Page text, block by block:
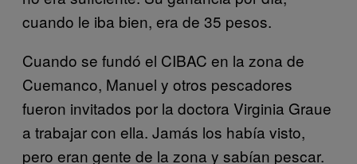
cuando le iba bien, era de 35 pesos.
Cuando se fundó el CIBAC en la zona de
Cuemanco, Manuel y otros pescadores
fueron invitados por la doctora Virginia Graue
a trabajar con ella. Jamás los había visto,
pero eran gente de la zona y sabían pescar.